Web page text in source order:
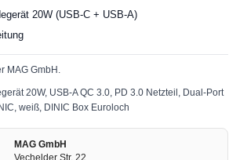
20W (USB-C + USB-A)
MAG GmbH.
20W, USB-A QC 3.0, PD 3.0 Netzteil, Dual-Port
weiß, DINIC Box Euroloch
MAG GmbH
Vechelder Str. 22